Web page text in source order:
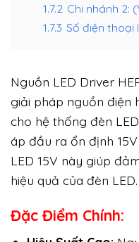
1.7.2 Chi nhánh 2:
1.7.3 Số điện thoại
Nguồn LED Driver
giải pháp nguồn điện
cho hệ thống đèn
áp đầu ra ổn định
LED 15V này giúp
hiệu quả của đèn LED.
Đặc Điểm Chính: